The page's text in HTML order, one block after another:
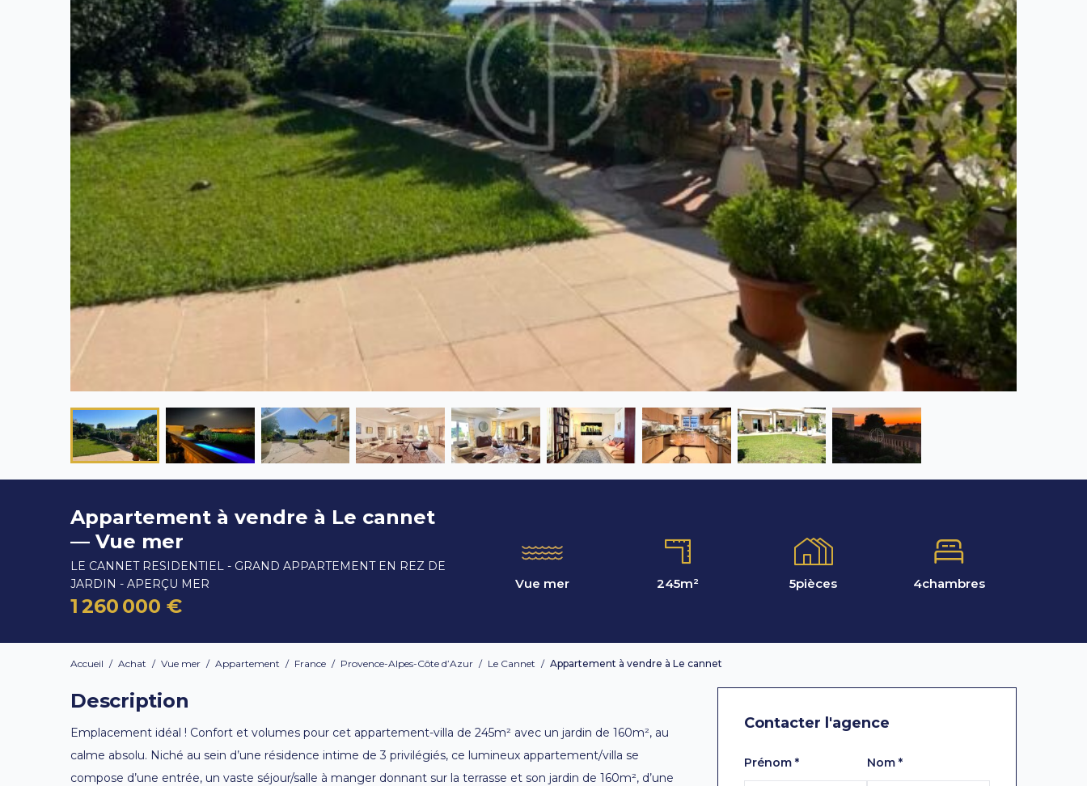
Appartement à vendre à Le cannet
— Vue mer
LE CANNET RESIDENTIEL - GRAND APPARTEMENT EN REZ DE
JARDIN - APERÇU MER
1 260 000 €
Vue mer 245m² 5pièces 4chambres
Accueil / Achat / Vue mer / Appartement / France / Provence-Alpes-Côte d’Azur / Le Cannet / Appartement à vendre à Le cannet
Description
Emplacement idéal ! Confort et volumes pour cet appartement-villa de 245m² avec un jardin de 160m², au
calme absolu. Niché au sein d’une résidence intime de 3 privilégiés, ce lumineux appartement/villa se
compose d’une entrée, un vaste séjour/salle à manger donnant sur la terrasse et son jardin de 160m², d’une
Contacter l'agence
Laissez ce champ vide
Prénom * Nom *